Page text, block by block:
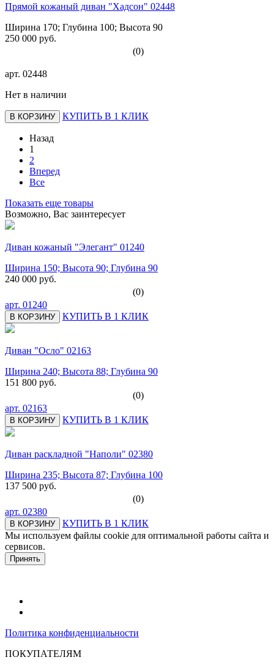
Прямой кожаный диван "Хадсон" 02448
Ширина 170; Глубина 100; Высота 90
250 000 руб.
(0)
арт. 02448
Нет в наличии
В КОРЗИНУ КУПИТЬ В 1 КЛИК
Назад
1
2
Вперед
Все
Показать еще товары
Возможно, Вас заинтересует
Диван кожаный "Элегант" 01240
Ширина 150; Высота 90; Глубина 90
240 000 руб.
(0)
арт. 01240
В КОРЗИНУ КУПИТЬ В 1 КЛИК
Диван "Осло" 02163
Ширина 240; Высота 88; Глубина 90
151 800 руб.
(0)
арт. 02163
В КОРЗИНУ КУПИТЬ В 1 КЛИК
Диван раскладной "Наполи" 02380
Ширина 235; Высота 87; Глубина 100
137 500 руб.
(0)
арт. 02380
В КОРЗИНУ
КУПИТЬ В 1 КЛИК
Мы используем файлы cookie для оптимальной работы сайта и
сервисов.
Принять
Политика конфиденциальности
ПОКУПАТЕЛЯМ